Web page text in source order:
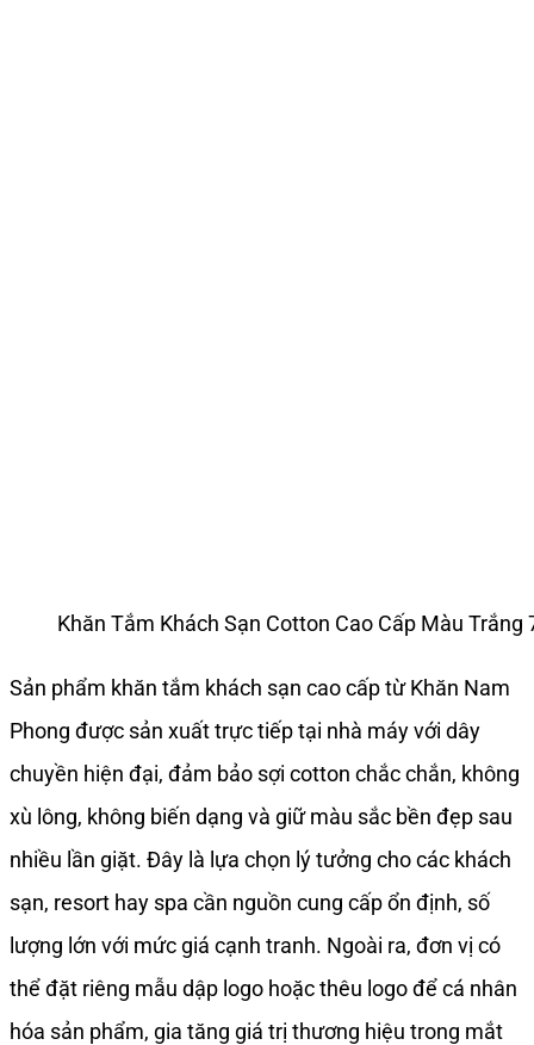
Khăn Tắm Khách Sạn Cotton Cao Cấp Màu
Sản phẩm khăn tắm khách sạn cao cấp từ Khăn Nam
Phong được sản xuất trực tiếp tại nhà máy với dây
chuyền hiện đại, đảm bảo sợi cotton chắc chắn, không
xù lông, không biến dạng và giữ màu sắc bền đẹp sau
nhiều lần giặt. Đây là lựa chọn lý tưởng cho các khách
sạn, resort hay spa cần nguồn cung cấp ổn định, số
lượng lớn với mức giá cạnh tranh. Ngoài ra, đơn vị có
thể đặt riêng mẫu dập logo hoặc thêu logo để cá nhân
hóa sản phẩm, gia tăng giá trị thương hiệu trong mắt